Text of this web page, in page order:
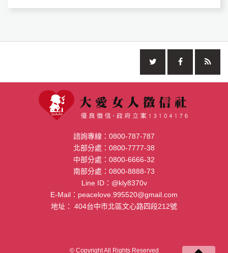
諮詢專線： 0800-787-787
北部分處： 0800-7777-38
中部分處： 0800-6666-32
南部分處： 0800-8888-73
Line ID： @kly8370v
E-Mail： peacelove.995520@gmail.com
地址： 404台中市北區文心路四段212號
© Copyright All Rights Reserved